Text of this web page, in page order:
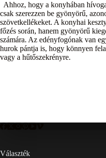
Ahhoz, hogy a konyhában
csak szerezzen be gyönyörű,
szövetkellékeket. A konyhai
főzés során, hanem gyönyörű
számára. Az edényfogónak van
hurok pántja is, hogy könnyen
vagy a hűtőszekrényre.
Választék